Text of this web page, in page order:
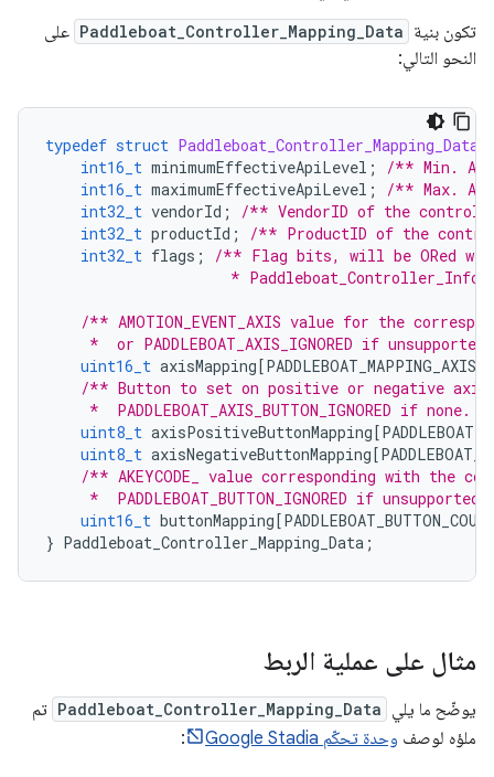
تكون بنية Paddleboat_Controller_Mapping_Data على
النحو التالي:
typedef struct Paddleboat_Controller_Mapping_Data
int16_t minimumEffectiveApiLevel ;
/** Min.
int16_t maximumEffectiveApiLevel ;
/** Max.
int32_t vendorId ;
/** VendorID of the
int32_t productId ;
/** ProductID of the
int32_t flags ;
/** Flag bits, will be ORed
*
/** AMOTION_EVENT_AXIS value for the
*  or PADDLEBOAT_AXIS_IGNORED if
uint16_t axisMapping[
/** Button to set on positive or negative axis
*  PADDLEBOAT_AXIS_BUTTON_IGNORED if none.
uint8_t axisPositiveButtonMapping[
uint8_t axisNegativeButtonMapping[
/** AKEYCODE_ value corresponding with the
*  PADDLEBOAT_BUTTON_IGNORED if unsupported.
uint16_t buttonMapping[
} Paddleboat_Controller_Mapping_Data ;
مثال على عملية الربط
يوضّح ما يلي Paddleboat_Controller_Mapping_Data تم
ملؤه لوصف وحدة تحكّم Google Stadia :